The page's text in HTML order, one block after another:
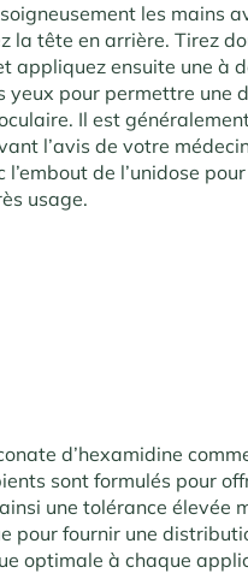
les mains
la tête en arrière. Tirez
appliquez ensuite une à
yeux pour permettre une
Il est
l’avis de votre
de l’unidose
usage.
d’hexamidine
sont formulés pour
une tolérance élevée
pour fournir une
optimale à chaque